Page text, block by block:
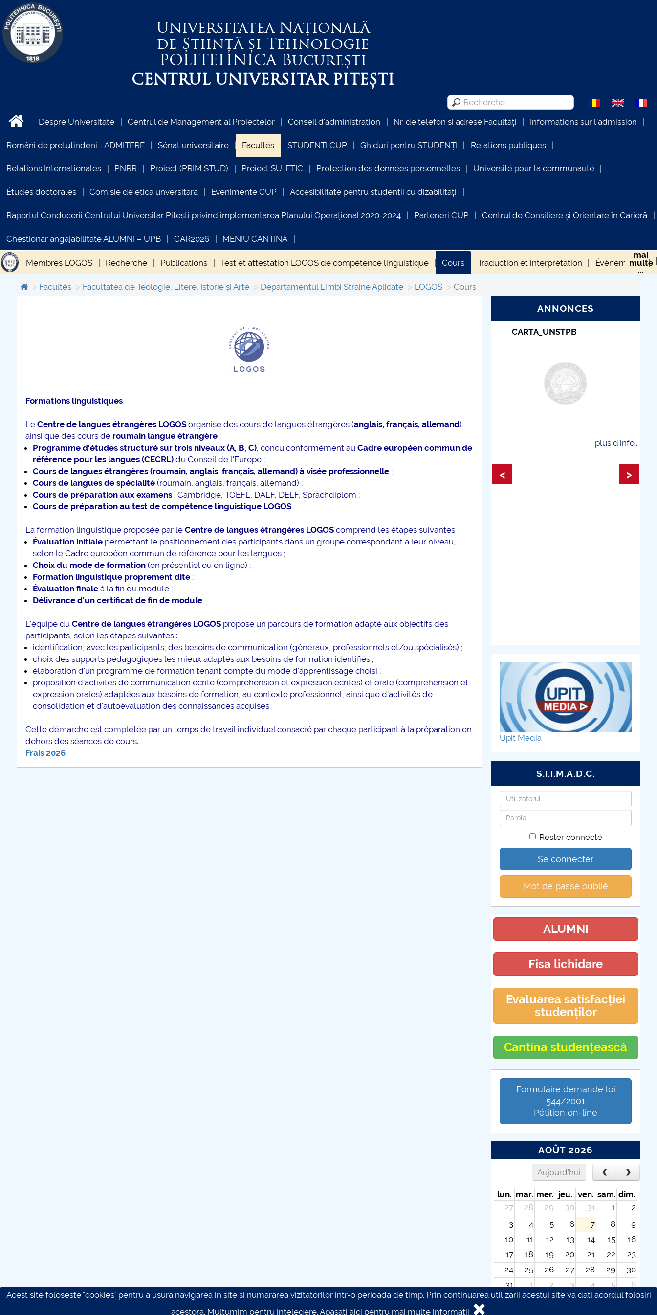
Universitatea Națională
de Știință și Tehnologie
POLITEHNICABucurești
CENTRUL UNIVERSITAR PITEȘTI
Despre Universitate Centrul de Management al Proiectelor Conseil d'administration Nr. de telefon si adrese Facultăți Informations sur l'admission
Români de pretutindeni - ADMITERE Sénat universitaire Facultés STUDENTI CUP Ghiduri pentru STUDENȚI Relations publiques
Relations Internationales PNRR Proiect (PRIM STUD) Proiect SU-ETIC Protection des données personnelles Université pour la communauté
Études doctorales Comisie de etica unversitară Evenimente CUP Accesibilitate pentru studenții cu dizabilități
Raportul Conducerii Centrului Universitar Pitești privind implementarea Planului Operațional 2020-2024 Parteneri CUP Centrul de Consiliere și Orientare în Carieră
Chestionar angajabilitate ALUMNI – UPB CAR2026 MENIU CANTINA
Membres LOGOS Recherche Publications Test et attestation LOGOS de compétence linguistique Cours Traduction et interprétation Événements
mai
multe
...
Facultés
Facultatea de Teologie, Litere, Istorie și Arte Departamentul Limbi Străine Aplicate LOGOS Cours
Formations linguistiques
Le Centre de langues étrangères LOGOSorganise des cours de langues étrangères (anglais, français, allemand)
ainsi que des cours de roumain langue étrangère:
Programme d'études structuré sur trois niveaux (A, B, C), conçu conformément au Cadre européen commun de
référence pour les langues (CECRL)du Conseil de l'Europe ;
Cours de langues étrangères (roumain, anglais, français, allemand) à visée professionnelle;
Cours de langues de spécialité(roumain, anglais, français, allemand) ;
Cours de préparation aux examens: Cambridge, TOEFL, DALF, DELF, Sprachdiplom ;
Cours de préparation au test de compétence linguistique LOGOS.
La formation linguistique proposée par le Centre de langues étrangères LOGOScomprend les étapes suivantes :
Évaluation initialepermettant le positionnement des participants dans un groupe correspondant à leur niveau,
selon le Cadre européen commun de référence pour les langues ;
Choix du mode de formation(en présentiel ou en ligne) ;
Formation linguistique proprement dite;
Évaluation finaleà la fin du module ;
Délivrance d'un certificat de fin de module.
L'équipe du Centre de langues étrangères LOGOSpropose un parcours de formation adapté aux objectifs des
participants, selon les étapes suivantes :
identification, avec les participants, des besoins de communication (généraux, professionnels et/ou spécialisés) ;
choix des supports pédagogiques les mieux adaptés aux besoins de formation identifiés ;
élaboration d'un programme de formation tenant compte du mode d'apprentissage choisi ;
proposition d'activités de communication écrite (compréhension et expression écrites) et orale (compréhension et
expression orales) adaptées aux besoins de formation, au contexte professionnel, ainsi que d'activités de
consolidation et d'autoévaluation des connaissances acquises.
Cette démarche est complétée par un temps de travail individuel consacré par chaque participant à la préparation en
dehors des séances de cours.
Frais 2026
ANNONCES
plus d'info...
INFORMATII ACTE STUDII
plus d'info...
Taxe de școlarizare
plus
< >
Upit Media
S.I.I.M.A.D.C.
Identifiant
Mot
de
Rester connecté
Se connecter
Mot de passe oublié
ALUMNI
Fisa lichidare
Evaluarea satisfacției
studenților
Cantina studențească
Formulaire demande loi
544/2001
Pétition on-line
AOÛT 2026
Aujourd'hui
lun. mar. mer. jeu. ven. sam. dim.
27
28 29 30 31 1
2
3
4 5 6 7 8
9
10
11 12 13 14 15
16
17
18 19 20 21 22
23
24
25 26 27 28 29
30
31
1 2 3 4 5
6
Acest site foloseste "cookies" pentru a usura navigarea in site si numararea vizitatorilor intr-o perioada de timp. Prin continuarea utilizarii acestui site va dati acordul folosiri
acestora. Multumim pentru intelegere.Apasati aici pentru mai multe informatii.